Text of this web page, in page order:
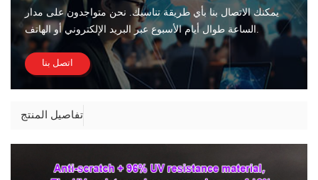
يمكنك الاتصال بنا بأي طريقة تناسبك. نحن متواجدون على مدار
اتصل بنا
تفاصيل المنتج